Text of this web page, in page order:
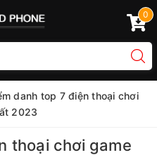
0
danh top 7 điện thoại chơi
2023
thoại chơi game